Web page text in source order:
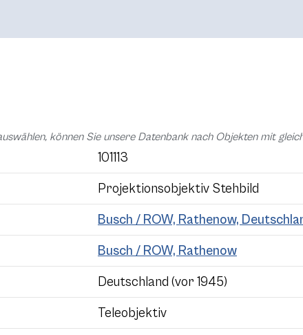
können Sie unsere Datenbank nach Objekten mit
101113
Projektionsobjektiv Stehbild
Busch / ROW, Rathenow,
Busch / ROW, Rathenow
Deutschland (vor 1945)
Teleobjektiv